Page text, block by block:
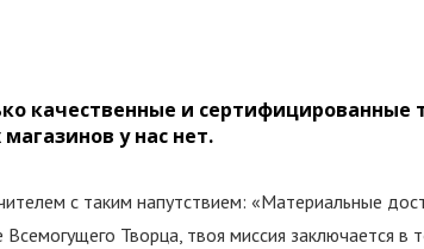
качественные и сертифицированные
магазинов у нас нет.
с таким напутствием: «Материальные
Творца, твоя миссия заключается